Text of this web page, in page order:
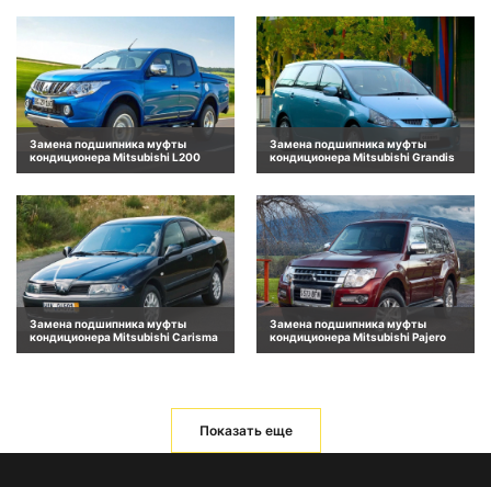
Замена подшипника муфты
кондиционера Mitsubishi L200
Замена подшипника муфты
кондиционера Mitsubishi Grandis
Замена подшипника муфты
кондиционера Mitsubishi Carisma
Замена подшипника муфты
кондиционера Mitsubishi Pajero
Показать еще